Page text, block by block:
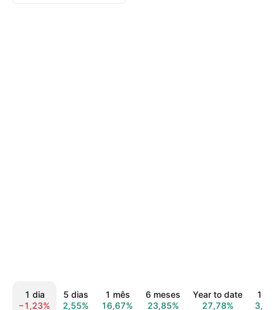
1 dia
−1,23%
5 dias
2,55%
1 mês
16,67%
6 meses
23,85%
Year to date
27,78%
1